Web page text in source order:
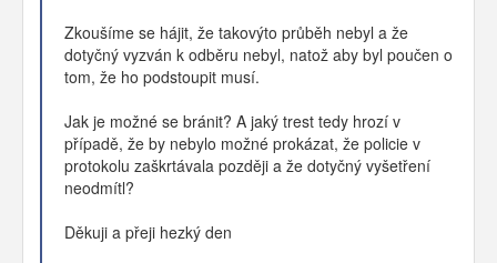
Zkoušíme se hájit, že takovýto průběh nebyl a že
dotyčný vyzván k odběru nebyl, natož aby byl poučen o
tom, že ho podstoupit musí.
Jak je možné se bránit? A jaký trest tedy hrozí v
případě, že by nebylo možné prokázat, že policie v
protokolu zaškrtávala později a že dotyčný vyšetření
neodmítl?
Děkuji a přeji hezký den